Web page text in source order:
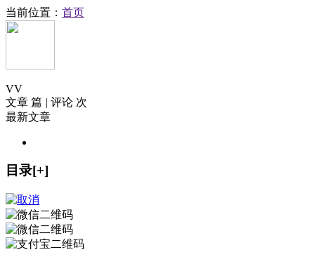
当前位置： 首页
VV
文章 篇 | 评论 次
最新文章
目录[+]